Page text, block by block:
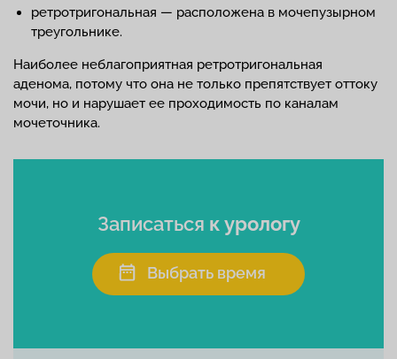
ретротригональная — расположена в мочепузырном
треугольнике.
Наиболее неблагоприятная ретротригональная
аденома, потому что она не только препятствует оттоку
мочи, но и нарушает ее проходимость по каналам
мочеточника.
Записаться к урологу
Выбрать время